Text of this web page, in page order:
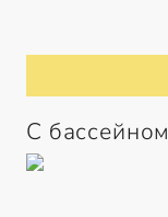
С бассейном